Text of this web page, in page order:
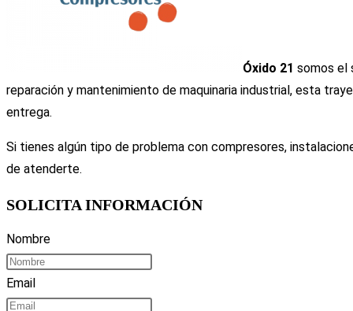
Óxido 21 somos el
reparación y mantenimiento de maquinaria industrial, esta
entrega.
Si tienes algún tipo de problema con compresores,
de atenderte.
SOLICITA INFORMACIÓN
Nombre
Email